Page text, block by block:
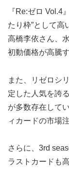
『Re:ゼロ Vol.4
たり枠”として高
高橋李依さん、
初動価格が高騰
また、リゼロシ
定した人気を誇
が多数存在して
ィカードの市場
さらに、3rd
ラストカードも